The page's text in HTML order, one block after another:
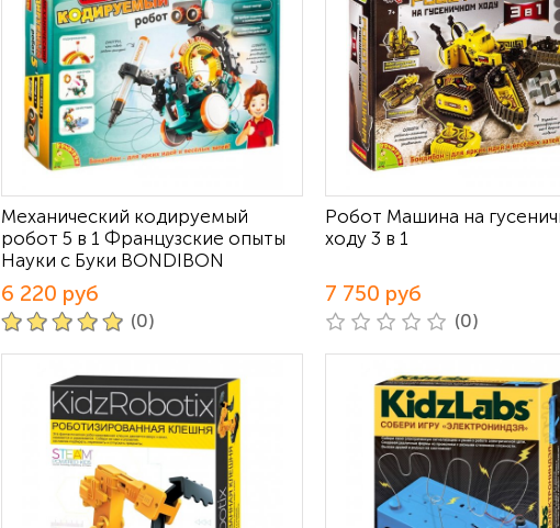
Механический кодируемый
робот 5 в 1 Французские опыты
Науки с Буки BONDIBON
6 220 руб
(0)
Робот Машина на
ходу 3 в 1
7 750 руб
(0)